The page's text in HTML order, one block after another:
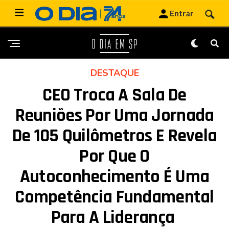
DESTAQUE
CEO Troca A Sala De
Reuniões Por Uma Jornada
De 105 Quilômetros E Revela
Por Que O
Autoconhecimento É Uma
Competência Fundamental
Para A Liderança